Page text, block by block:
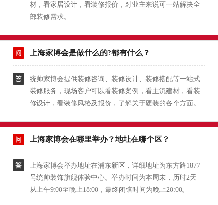
材，看家居设计，看装修报价，对业主来说可一站解决全
部装修需求。
上海家博会是做什么的?都有什么？
统帅家博会提供装修咨询、装修设计、装修搭配等一站式
装修服务，现场客户可以看装修案例，看主流建材，看装
修设计，看装修风格及报价，了解关于硬装的各个方面。
上海家博会在哪里举办？地址在哪个区？
上海家博会举办地址在浦东新区，详细地址为东方路1877
号统帅装饰旗舰体验中心。举办时间为本周末，历时2天，
从上午9:00至晚上18:00，最终闭馆时间为晚上20:00。